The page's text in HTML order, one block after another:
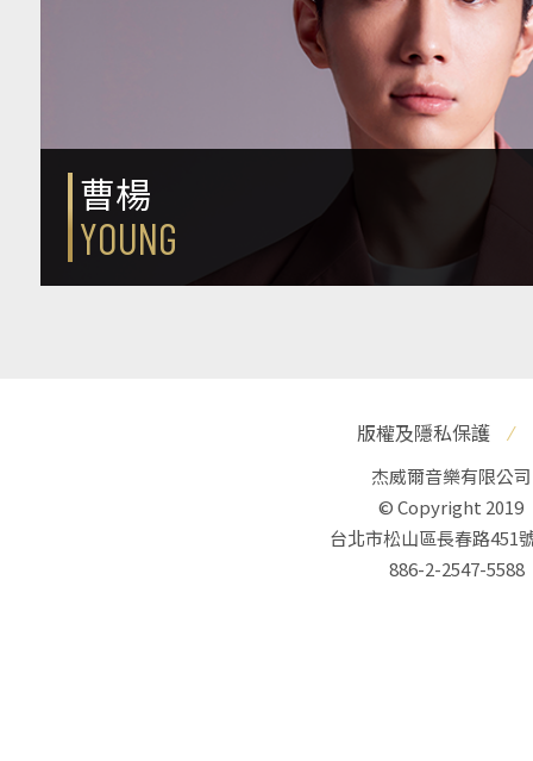
曹楊
YOUNG
版權及隱私保護 ⁄
杰威爾音樂有限公司
© Copyright 2019
台北市松山區長春路451
886-2-2547-5588